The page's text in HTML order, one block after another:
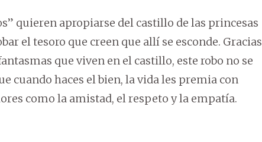
quieren apropiarse del castillo de las princesas
el tesoro que creen que allí se esconde. Gracias
que viven en el castillo, este robo no se
cuando haces el bien, la vida les premia con
como la amistad, el respeto y la empatía.